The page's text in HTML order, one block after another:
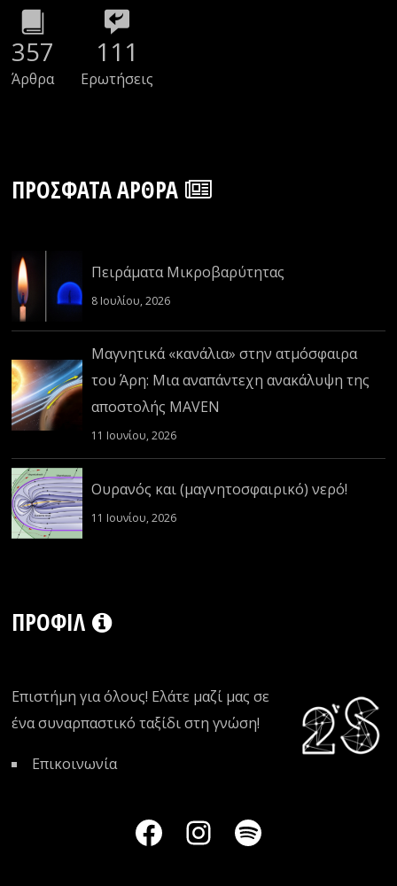
357
Άρθρα
111
Ερωτήσεις
ΠΡΌΣΦΑΤΑ ΆΡΘΡΑ
Πειράματα Μικροβαρύτητας
8 Ιουλίου, 2026
Μαγνητικά «κανάλια» στην ατμόσφαιρα
του Άρη: Μια αναπάντεχη ανακάλυψη της
αποστολής MAVEN
11 Ιουνίου, 2026
Ουρανός και (μαγνητοσφαιρικό) νερό!
11 Ιουνίου, 2026
ΠΡΟΦΊΛ
Επιστήμη για όλους! Ελάτε μαζί μας σε
ένα συναρπαστικό ταξίδι στη γνώση!
Επικοινωνία